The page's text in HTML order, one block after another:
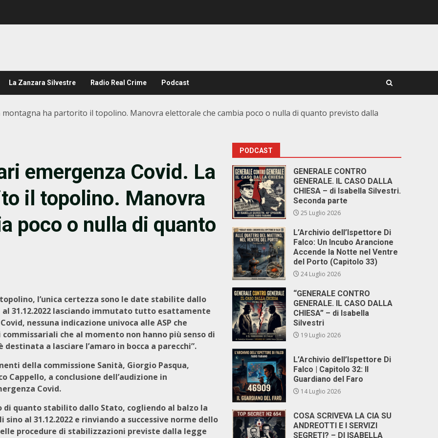
La Zanzara Silvestre Radio Real Crime Podcast
montagna ha partorito il topolino. Manovra elettorale che cambia poco o nulla di quanto previsto dalla
emergenza Covid. La
il topolino. Manovra
poco o nulla di quanto
l’unica certezza sono le date stabilite dallo
31.12.2022 lasciando immutato tutto esattamente
nessuna indicazione univoca alle ASP che
che al momento non hanno più senso di
a lasciare l’amaro in bocca a parecchi”.
della commissione Sanità, Giorgio Pasqua,
Cappello, a conclusione dell’audizione in
Covid.
di quanto stabilito dallo Stato, cogliendo al balzo la
al 31.12.2022 e rinviando a successive norme dello
procedure di stabilizzazioni previste dalla legge
PODCAST
GENERALE CONTRO
GENERALE. IL CASO DALLA
CHIESA – di Isabella Silvestri.
Seconda parte
25 Luglio 2026
L’Archivio dell’Ispettore Di
Falco: Un Incubo Arancione
Accende la Notte nel Ventre
del Porto (Capitolo 33)
24 Luglio 2026
“GENERALE CONTRO
GENERALE. IL CASO DALLA
CHIESA” – di Isabella
Silvestri
19 Luglio 2026
L’Archivio dell’Ispettore Di
Falco | Capitolo 32: Il
Guardiano del Faro
14 Luglio 2026
COSA SCRIVEVA LA CIA SU
ANDREOTTI E I SERVIZI
SEGRETI? – DI ISABELLA